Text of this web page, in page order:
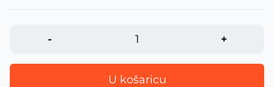
- +
U košaricu